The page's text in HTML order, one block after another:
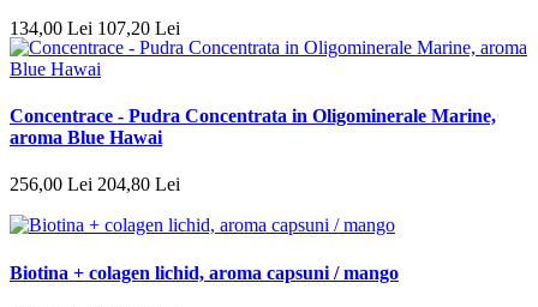
134,00 Lei 107,20 Lei
Concentrace - Pudra Concentrata in Oligominerale Marine,
aroma Blue Hawai
256,00 Lei 204,80 Lei
Biotina + colagen lichid, aroma capsuni / mango